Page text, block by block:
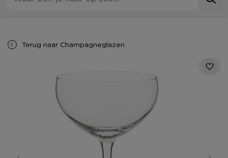
Terug naar Champagneglazen